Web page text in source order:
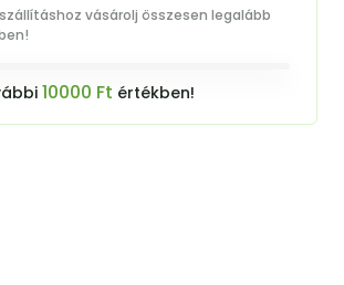
vásárolj összesen legalább
10000 Ft értékben!